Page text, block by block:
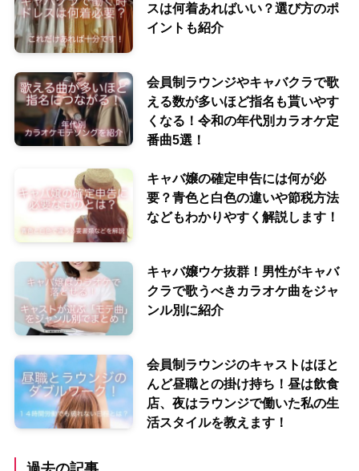
スは何着あればいい？選び方のポ
イントも紹介
会員制ラウンジやキャバクラで歌
える数が多いほど指名も貰いやす
くなる！令和の年代別カラオケ定
番曲5選！
キャバ嬢の確定申告には何が必
要？青色と白色の違いや節税方法
などもわかりやすく解説します！
キャバ嬢ウケ抜群！男性がキャバ
クラで歌うべきカラオケ曲をジャ
ンル別に紹介
会員制ラウンジのキャストはほと
んど昼職との掛け持ち！昼は飲食
店、夜はラウンジで働いた私の生
活スタイルを教えます！